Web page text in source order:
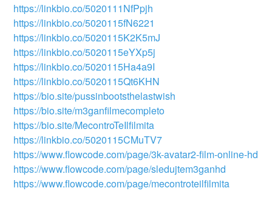
https://linkbio.co/5020111NfPpjh
https://linkbio.co/5020115fN6221
https://linkbio.co/5020115K2K5mJ
https://linkbio.co/5020115eYXp5j
https://linkbio.co/5020115Ha4a9I
https://linkbio.co/5020115Qt6KHN
https://bio.site/pussinbootsthelastwish
https://bio.site/m3ganfilmecompleto
https://bio.site/MecontroTeIlfilmita
https://linkbio.co/5020115CMuTV7
https://www.flowcode.com/page/3k-avatar2-film-online-hd
https://www.flowcode.com/page/sledujtem3ganhd
https://www.flowcode.com/page/mecontroteilfilmita